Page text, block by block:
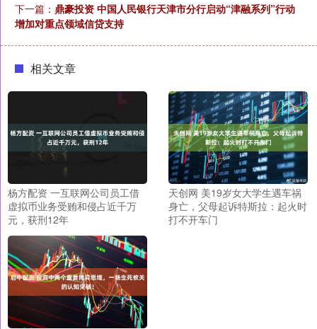
下一篇： 鼎豪投资 中国人民银行天津市分行启动“津融系列”行动
增加对重点领域信贷支持
相关文章
杨方配资 一互联网公司员工借
虚拟币业务受贿和侵占近千万
元，获刑12年
天创网 美19岁女大学生遇车祸
身亡，父母起诉特斯拉：起火时
打不开车门